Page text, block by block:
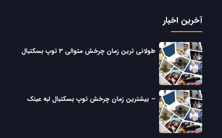
آخرین اخبار
طولانی ترین زمان چرخش متوالی 3 توپ بسکتبال
– بیشترین زمان چرخش توپ بسکتبال لبه عینک